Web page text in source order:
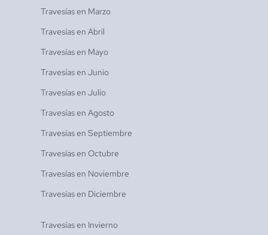
Travesías en Marzo
Travesías en Abril
Travesías en Mayo
Travesías en Junio
Travesías en Julio
Travesías en Agosto
Travesías en Septiembre
Travesías en Octubre
Travesías en Noviembre
Travesías en Diciembre
Travesías en Invierno